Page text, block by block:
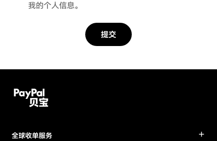
我的个人信息。
提交
全球收单服务